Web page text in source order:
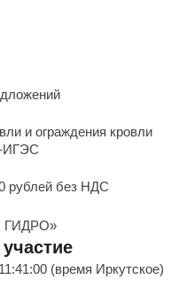
и ограждения кровли
ИГЭС
рублей без НДС
(время Иркутское)